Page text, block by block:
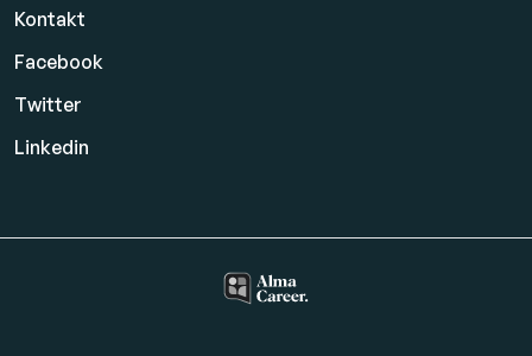
Kontakt
Facebook
Twitter
Linkedin